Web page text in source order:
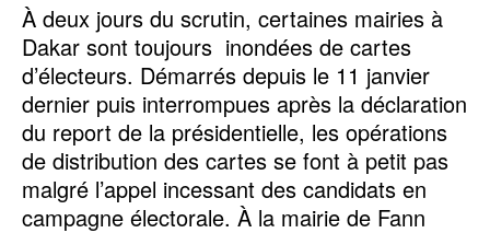
À deux jours du scrutin, certaines mairies à
Dakar sont toujours inondées de cartes
d’électeurs. Démarrés depuis le 11 janvier
dernier puis interrompues après la déclaration
du report de la présidentielle, les opérations
de distribution des cartes se font à petit pas
malgré l’appel incessant des candidats en
campagne électorale. À la mairie de Fann